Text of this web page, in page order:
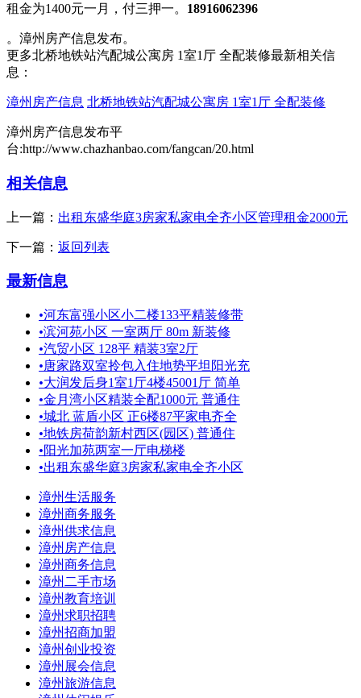
租金为1400元一月，付三押一。 18916062396
。漳州房产信息发布。
更多北桥地铁站汽配城公寓房 1室1厅 全配装修最新相关信
息：
漳州房产信息 北桥地铁站汽配城公寓房 1室1厅 全配装修
漳州房产信息发布平
台:http://www.chazhanbao.com/fangcan/20.html
相关信息
上一篇： 出租东盛华庭3房家私家电全齐小区管理租金2000元
下一篇： 返回列表
最新信息
•河东富强小区小二楼133平精装修带
•滨河苑小区 一室两厅 80m 新装修
•汽贸小区 128平 精装3室2厅
•唐家路双室拎包入住地势平坦阳光充
•大润发后身1室1厅4楼45001厅 简单
•金月湾小区精装全配1000元 普通住
•城北 蓝盾小区 正6楼87平家电齐全
•地铁房荷韵新村西区(园区) 普通住
•阳光加苑两室一厅电梯楼
•出租东盛华庭3房家私家电全齐小区
漳州生活服务
漳州商务服务
漳州供求信息
漳州房产信息
漳州商务信息
漳州二手市场
漳州教育培训
漳州求职招聘
漳州招商加盟
漳州创业投资
漳州展会信息
漳州旅游信息